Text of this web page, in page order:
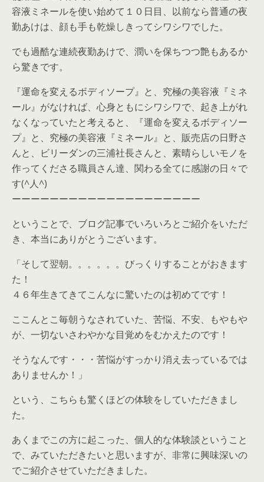
容液ミネールを使い始めて１０日目、以前なら普通の夜
勤あけは、顔も手も乾燥しきってシワシワでした。
でも過酷な連続夜勤あけで、潤いを保ちつつ艶もあるか
ら驚きです。
『運命を変えるボディソープ』と、究極の美容液『ミネ
ール』がなければ、心身ともにシワシワで、起き上がれ
なくなっていたと考えると、『運命を変えるボディソー
プ』と、究極の美容液『ミネール』と、販売店の日野さ
んと、ビリーダンの三浦社長さんと、素晴らしいモノを
作ってくださる職員さん達、関わる全てに感謝の日々で
す(^人^)
ーーーーーーーーーーーーーーーーーーーー
ということで、ブログ記事でいろいろとご紹介をいただ
き、本当にありがとうございます。
「そして翌朝。。。。。。びっくりすることがおきます
た！
４６年生きてきてこんなに驚いたのは初めてです！
ここんとこ毎朝うなされていた、苦悩、不安、もやもや
が、一切ないさわやかな目覚めをむかえたのです！
そうなんです・・・苦悩がすっかり消え去っているでは
ありませんか！」
という、こちらも驚くほどの体験をしていただきまし
た。
あくまでこの方に起こった、個人的な体験談ということ
で、みていただきたいと思いますが、非常に興味深いの
でご紹介させていただきました。